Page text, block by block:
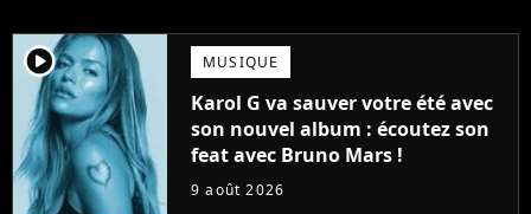
player2 MUSIQUE
Karol G va sauver votre été avec
son nouvel album : écoutez son
feat avec Bruno Mars !
9 août 2026